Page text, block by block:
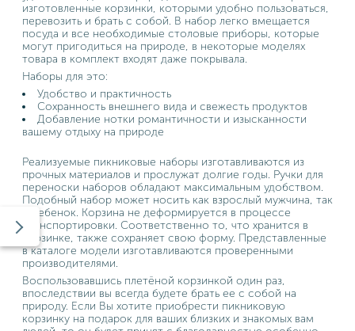
изготовленные корзинки, которыми удобно пользоваться,
перевозить и брать с собой. В набор легко вмещается
посуда и все необходимые столовые приборы, которые
могут пригодиться на природе, в некоторые моделях
товара в комплект входят даже покрывала.
Наборы для это:
Удобство и практичность
Сохранность внешнего вида и свежесть продуктов
Добавление нотки романтичности и изысканности
вашему отдыху на природе
Реализуемые пикниковые наборы изготавливаются из
прочных материалов и прослужат долгие годы. Ручки для
переноски наборов обладают максимальным удобством.
Подобный набор может носить как взрослый мужчина, так
и ребенок. Корзина не деформируется в процессе
транспортировки. Соответственно то, что хранится в
корзинке, также сохраняет свою форму. Представленные
в каталоге модели изготавливаются проверенными
производителями.
Воспользовавшись плетёной корзинкой один раз,
впоследствии вы всегда будете брать ее с собой на
природу. Если Вы хотите приобрести пикниковую
корзинку на подарок для ваших близких и знакомых вам